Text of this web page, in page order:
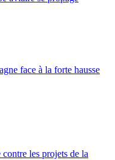
face à la forte hausse
les projets de la